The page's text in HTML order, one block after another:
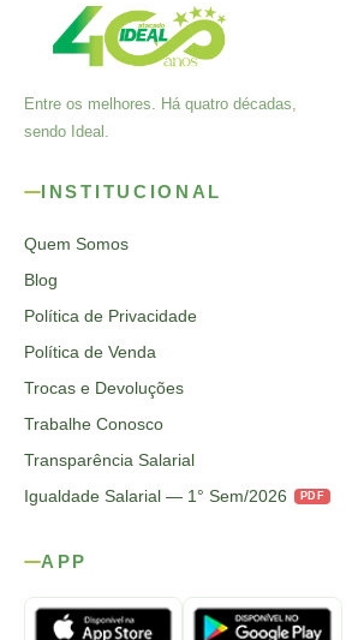
Entre os melhores. Há quatro décadas,
sendo Ideal.
INSTITUCIONAL
Quem Somos
Blog
Política de Privacidade
Política de Venda
Trocas e Devoluções
Trabalhe Conosco
Transparência Salarial
Igualdade Salarial — 1° Sem/2026
PDF
APP